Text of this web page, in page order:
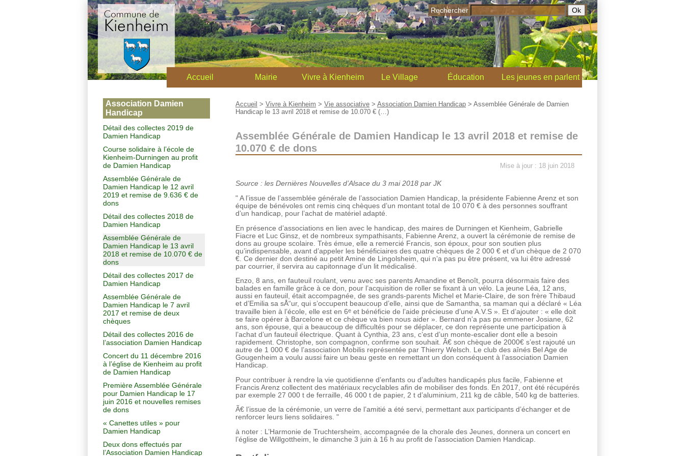
Rechercher
Accueil Mairie Vivre à Kienheim Le Village Éducation Les jeunes en parlent
Association Damien
Handicap
Détail des collectes 2019 de
Damien Handicap
Course solidaire à l’école de
Kienheim-Durningen au profit
de Damien Handicap
Assemblée Générale de
Damien Handicap le 12 avril
2019 et remise de 9.636 € de
dons
Détail des collectes 2018 de
Damien Handicap
Assemblée Générale de
Damien Handicap le 13 avril
2018 et remise de 10.070 € de
dons
Détail des collectes 2017 de
Damien Handicap
Assemblée Générale de
Damien Handicap le 7 avril
2017 et remise de deux
chèques
Détail des collectes 2016 de
l’association Damien Handicap
Concert du 11 décembre 2016
à l’église de Kienheim au profit
de Damien Handicap
Première Assemblée Générale
pour Damien Handicap le 17
juin 2016 et nouvelles remises
de dons
« Canettes utiles » pour
Damien Handicap
Deux dons effectués par
l’Association Damien Handicap
Accueil > Vivre à Kienheim > Vie associative > Association Damien Handicap > Assemblée Générale de Damien
Handicap le 13 avril 2018 et remise de 10.070 € (…)
Assemblée Générale de Damien Handicap le 13 avril 2018 et remise de
10.070 € de dons
Mise à jour : 18 juin 2018
Source : les Dernières Nouvelles d’Alsace du 3 mai 2018 par JK
" A l’issue de l’assemblée générale de l’association Damien Handicap, la présidente Fabienne Arenz et son
équipe de bénévoles ont remis cinq chèques d’un montant total de 10 070 € à des personnes souffrant
d’un handicap, pour l’achat de matériel adapté.
En présence d’associations en lien avec le handicap, des maires de Durningen et Kienheim, Gabrielle
Fiacre et Luc Ginsz, et de nombreux sympathisants, Fabienne Arenz, a ouvert la cérémonie de remise de
dons au groupe scolaire. Très émue, elle a remercié Francis, son époux, pour son soutien plus
qu’indispensable, avant d’appeler les bénéficiaires des quatre chèques de 2 000 € et d’un chèque de 2 070
€. Ce dernier don destiné au petit Amine de Lingolsheim, qui n’a pas pu être présent, va lui être adressé
par courrier, il servira au capitonnage d’un lit médicalisé.
Enzo, 8 ans, en fauteuil roulant, venu avec ses parents Amandine et Benoît, pourra désormais faire des
balades en famille grâce à ce don, pour l’acquisition de roller se fixant à un vélo. La jeune Léa, 12 ans,
aussi en fauteuil, était accompagnée, de ses grands-parents Michel et Marie-Claire, de son frère Thibaud
et d’Emilia sa sÅ“ur, qui s’occupent beaucoup d’elle, ainsi que de Samantha, sa maman qui a déclaré « Léa
travaille bien à l’école, elle est en 6e et bénéficie de l’aide précieuse d’une A.V.S ». Et d’ajouter : « elle doit
se faire opérer à Barcelone et ce chèque va bien nous aider ». Bernard n’a pas pu emmener Josiane, 62
ans, son épouse, qui a beaucoup de difficultés pour se déplacer, ce don représente une participation à
l’achat d’un fauteuil électrique. Quant à Cynthia, 23 ans, c’est d’un monte-escalier dont elle a besoin
rapidement. Christophe, son compagnon, confirme son souhait. Ã€ son chèque de 2000€ s’est rajouté un
autre de 1 000 € de l’association Mobilis représentée par Thierry Welsch. Le club des aînés Bel Age de
Gougenheim a voulu aussi faire un beau geste en remettant un don conséquent à l’association Damien
Handicap.
Pour contribuer à rendre la vie quotidienne d’enfants ou d’adultes handicapés plus facile, Fabienne et
Francis Arenz collectent des matériaux recyclables afin de mobiliser des fonds. En 2017, ont été récupérés
par exemple 27 000 t de ferraille, 46 000 t de papier, 2 t d’aluminium, 211 kg de câble, 540 kg de batteries.
Ã€ l’issue de la cérémonie, un verre de l’amitié a été servi, permettant aux participants d’échanger et de
renforcer leurs liens solidaires. "
à noter : L’Harmonie de Truchtersheim, accompagnée de la chorale des Jeunes, donnera un concert en
l’église de Willgottheim, le dimanche 3 juin à 16 h au profit de l’association Damien Handicap.